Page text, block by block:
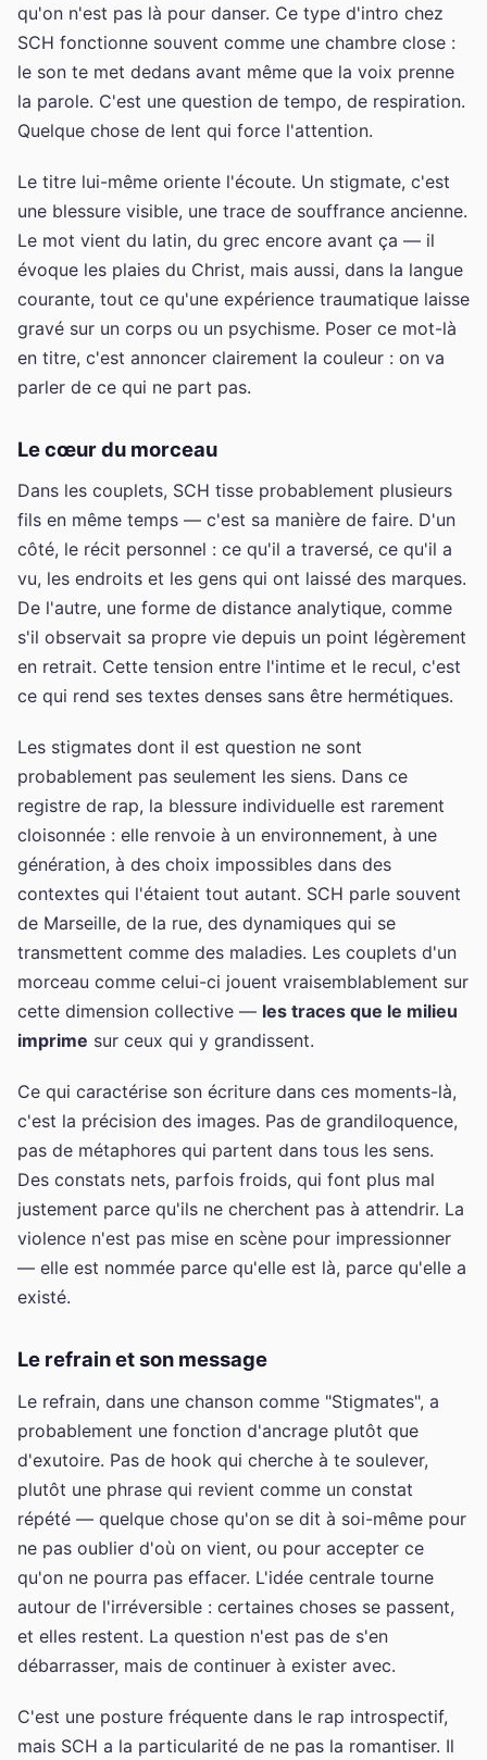
qu'on n'est pas là pour danser. Ce type d'intro chez
SCH fonctionne souvent comme une chambre close :
le son te met dedans avant même que la voix prenne
la parole. C'est une question de tempo, de respiration.
Quelque chose de lent qui force l'attention.
Le titre lui-même oriente l'écoute. Un stigmate, c'est
une blessure visible, une trace de souffrance ancienne.
Le mot vient du latin, du grec encore avant ça — il
évoque les plaies du Christ, mais aussi, dans la langue
courante, tout ce qu'une expérience traumatique laisse
gravé sur un corps ou un psychisme. Poser ce mot-là
en titre, c'est annoncer clairement la couleur : on va
parler de ce qui ne part pas.
Le cœur du morceau
Dans les couplets, SCH tisse probablement plusieurs
fils en même temps — c'est sa manière de faire. D'un
côté, le récit personnel : ce qu'il a traversé, ce qu'il a
vu, les endroits et les gens qui ont laissé des marques.
De l'autre, une forme de distance analytique, comme
s'il observait sa propre vie depuis un point légèrement
en retrait. Cette tension entre l'intime et le recul, c'est
ce qui rend ses textes denses sans être hermétiques.
Les stigmates dont il est question ne sont
probablement pas seulement les siens. Dans ce
registre de rap, la blessure individuelle est rarement
cloisonnée : elle renvoie à un environnement, à une
génération, à des choix impossibles dans des
contextes qui l'étaient tout autant. SCH parle souvent
de Marseille, de la rue, des dynamiques qui se
transmettent comme des maladies. Les couplets d'un
morceau comme celui-ci jouent vraisemblablement sur
cette dimension collective — les traces que le milieu
imprime sur ceux qui y grandissent.
Ce qui caractérise son écriture dans ces moments-là,
c'est la précision des images. Pas de grandiloquence,
pas de métaphores qui partent dans tous les sens.
Des constats nets, parfois froids, qui font plus mal
justement parce qu'ils ne cherchent pas à attendrir. La
violence n'est pas mise en scène pour impressionner
— elle est nommée parce qu'elle est là, parce qu'elle a
existé.
Le refrain et son message
Le refrain, dans une chanson comme "Stigmates", a
probablement une fonction d'ancrage plutôt que
d'exutoire. Pas de hook qui cherche à te soulever,
plutôt une phrase qui revient comme un constat
répété — quelque chose qu'on se dit à soi-même pour
ne pas oublier d'où on vient, ou pour accepter ce
qu'on ne pourra pas effacer. L'idée centrale tourne
autour de l'irréversible : certaines choses se passent,
et elles restent. La question n'est pas de s'en
débarrasser, mais de continuer à exister avec.
C'est une posture fréquente dans le rap introspectif,
mais SCH a la particularité de ne pas la romantiser. Il